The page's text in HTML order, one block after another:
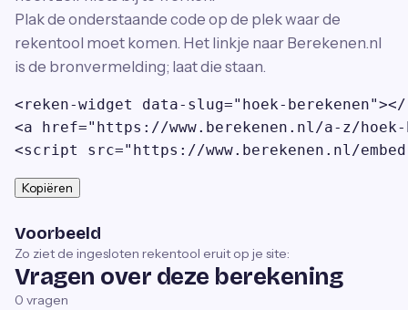
Plak de onderstaande code op de plek waar de
rekentool moet komen. Het linkje naar Berekenen.nl
is de bronvermelding; laat die staan.
<reken-widget data-slug="hoek-
<a href="https://www.berekenen.nl/a-z/hoek-
<script src="https://www.berekenen.nl/
Kopiëren
Voorbeeld
Zo ziet de ingesloten rekentool eruit op je site:
Vragen over deze berekening
0 vragen